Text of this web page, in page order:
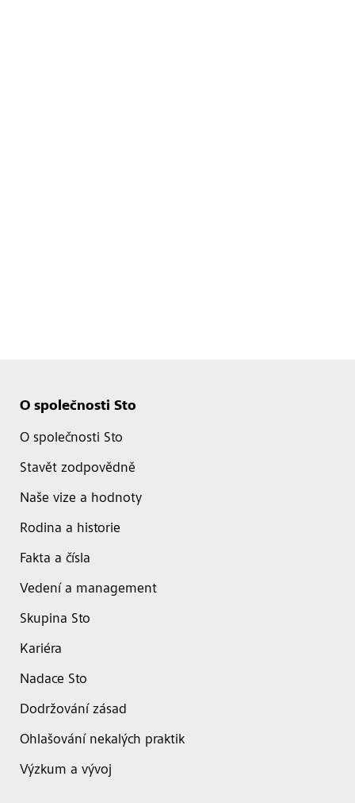
O společnosti Sto
O společnosti Sto
Stavět zodpovědně
Naše vize a hodnoty
Rodina a historie
Fakta a čísla
Vedení a management
Skupina Sto
Kariéra
Nadace Sto
Dodržování zásad
Ohlašování nekalých praktik
Výzkum a vývoj